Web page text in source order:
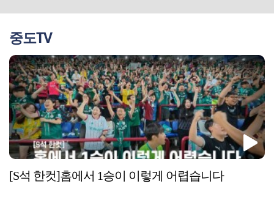
중도TV
[S석 한컷]홈에서 1승이 이렇게 어렵습니다